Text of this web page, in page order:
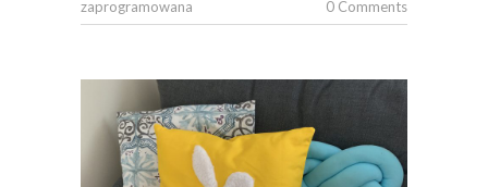
zaprogramowana 0 Comments